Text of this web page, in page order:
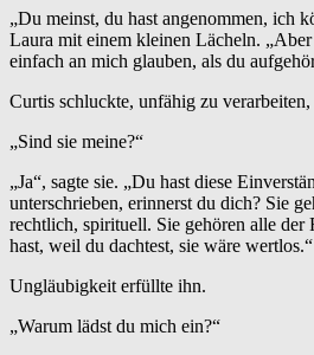
„Du meinst, du hast angenommen, ich
Laura mit einem kleinen Lächeln.
einfach an mich glauben, als du
Curtis schluckte, unfähig zu verarbeiten,
„Sind sie meine?“
„Ja“, sagte sie. „Du hast diese
unterschrieben, erinnerst du dich? Sie
rechtlich, spirituell. Sie gehören alle der
hast, weil du dachtest, sie wäre wertlos.“
Ungläubigkeit erfüllte ihn.
„Warum lädst du mich ein?“